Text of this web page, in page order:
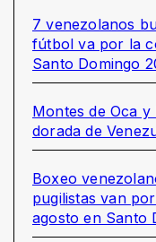
7 venezolanos
fútbol va por la
Santo Domingo
Montes de Oca
dorada de
Boxeo
pugilistas van
agosto en Santo